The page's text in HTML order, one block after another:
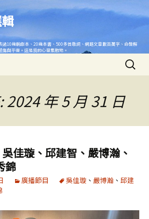
過10幾齣劇本、20幾本書、500多首歌詞、網路文章數百萬字、命盤解
與平復。這是我的心靈集散地。
搜
尋
鍵
字:
2024 年 5 月 31 日
佳璇、邱建智、嚴博瀚、
錦
廣播節目 吳佳璇 、 嚴博瀚 、 邱建